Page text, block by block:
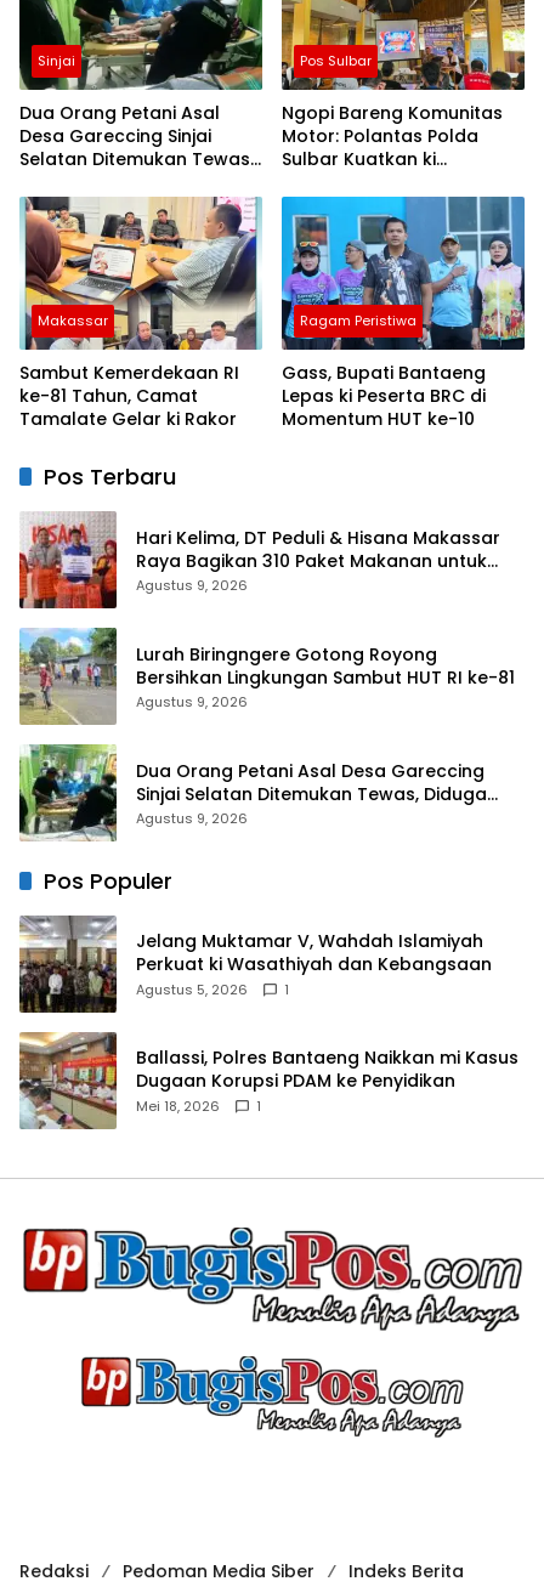
Sinjai
Dua Orang Petani Asal
Desa Gareccing Sinjai
Selatan Ditemukan Tewas,
Kasian”
Pos Sulbar
Ngopi Bareng Komunitas
Motor: Polantas Polda
Sulbar Kuatkan ki
Keselamatan
Makassar
Sambut Kemerdekaan RI
ke-81 Tahun, Camat
Tamalate Gelar ki Rakor
Ragam Peristiwa
Gass, Bupati Bantaeng
Lepas ki Peserta BRC di
Momentum HUT ke-10
Pos Terbaru
Hari Kelima, DT Peduli & Hisana Makassar
Raya Bagikan 310 Paket Makanan untuk
Korban Kebakaran Tallo
Agustus 9, 2026
Lurah Biringngere Gotong Royong
Bersihkan Lingkungan Sambut HUT RI ke-81
Agustus 9, 2026
Dua Orang Petani Asal Desa Gareccing
Sinjai Selatan Ditemukan Tewas, Diduga
“Kennaki Strom Kasian”
Agustus 9, 2026
Pos Populer
Jelang Muktamar V, Wahdah Islamiyah
Perkuat ki Wasathiyah dan Kebangsaan
Agustus 5, 2026 1
Ballassi, Polres Bantaeng Naikkan mi Kasus
Dugaan Korupsi PDAM ke Penyidikan
Mei 18, 2026 1
Redaksi Pedoman Media Siber Indeks Berita